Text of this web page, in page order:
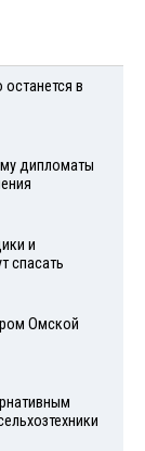
в
дипломаты
и
спасать
Омской